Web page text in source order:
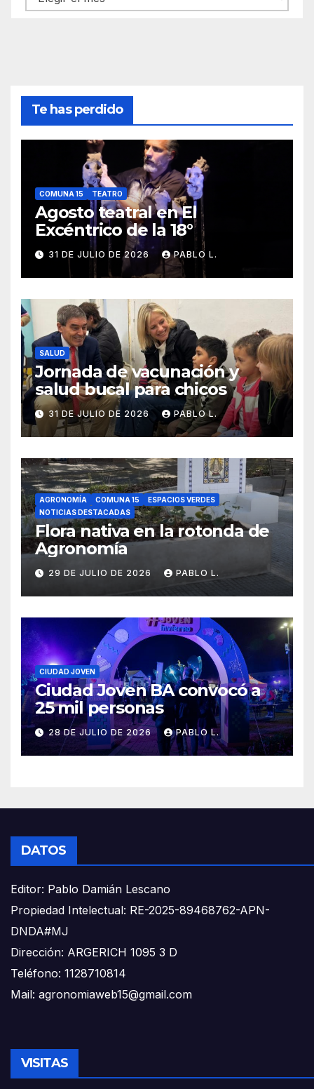
Te has perdido
COMUNA 15 TEATRO
Agosto teatral en El
Excéntrico de la 18°
31 DE JULIO DE 2026 PABLO L.
SALUD
Jornada de vacunación y
salud bucal para chicos
31 DE JULIO DE 2026 PABLO L.
AGRONOMÍA COMUNA 15
ESPACIOS VERDES
NOTICIAS DESTACADAS
Flora nativa en la rotonda de
Agronomía
29 DE JULIO DE 2026 PABLO L.
CIUDAD JOVEN
Ciudad Joven BA convocó a
25 mil personas
28 DE JULIO DE 2026 PABLO L.
DATOS
Editor: Pablo Damián Lescano
Propiedad Intelectual: RE-2025-89468762-APN-
DNDA#MJ
Dirección: ARGERICH 1095 3 D
Teléfono: 1128710814
Mail: agronomiaweb15@gmail.com
VISITAS